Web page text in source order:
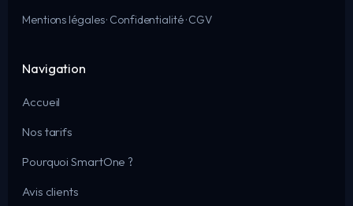
Mentions légales· Confidentialité·CGV
Navigation
Accueil
Nos tarifs
Pourquoi SmartOne ?
Avis clients